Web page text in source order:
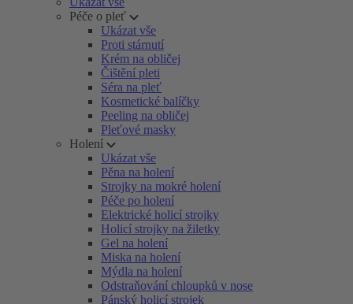
Péče o pleť
Ukázat vše
Proti stárnutí
Krém na obličej
Čištění pleti
Séra na pleť
Kosmetické balíčky
Peeling na obličej
Pleťové masky
Holení
Ukázat vše
Pěna na holení
Strojky na mokré holení
Péče po holení
Elektrické holicí strojky
Holicí strojky na žiletky
Gel na holení
Miska na holení
Mýdla na holení
Odstraňování chloupků v nose
Pánský holicí strojek